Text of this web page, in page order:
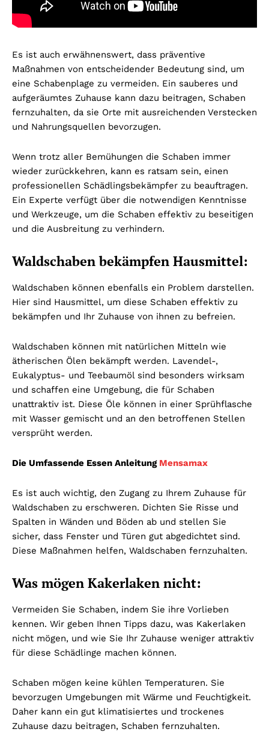
Es ist auch erwähnenswert, dass präventive
Maßnahmen von entscheidender Bedeutung sind, um
eine Schabenplage zu vermeiden. Ein sauberes und
aufgeräumtes Zuhause kann dazu beitragen, Schaben
fernzuhalten, da sie Orte mit ausreichenden Verstecken
und Nahrungsquellen bevorzugen.
Wenn trotz aller Bemühungen die Schaben immer
wieder zurückkehren, kann es ratsam sein, einen
professionellen Schädlingsbekämpfer zu beauftragen.
Ein Experte verfügt über die notwendigen Kenntnisse
und Werkzeuge, um die Schaben effektiv zu beseitigen
und die Ausbreitung zu verhindern.
Waldschaben bekämpfen Hausmittel:
Waldschaben können ebenfalls ein Problem darstellen.
Hier sind Hausmittel, um diese Schaben effektiv zu
bekämpfen und Ihr Zuhause von ihnen zu befreien.
Waldschaben können mit natürlichen Mitteln wie
ätherischen Ölen bekämpft werden. Lavendel-,
Eukalyptus- und Teebaumöl sind besonders wirksam
und schaffen eine Umgebung, die für Schaben
unattraktiv ist. Diese Öle können in einer Sprühflasche
mit Wasser gemischt und an den betroffenen Stellen
versprüht werden.
Die Umfassende Essen Anleitung Mensamax
Es ist auch wichtig, den Zugang zu Ihrem Zuhause für
Waldschaben zu erschweren. Dichten Sie Risse und
Spalten in Wänden und Böden ab und stellen Sie
sicher, dass Fenster und Türen gut abgedichtet sind.
Diese Maßnahmen helfen, Waldschaben fernzuhalten.
Was mögen Kakerlaken nicht:
Vermeiden Sie Schaben, indem Sie ihre Vorlieben
kennen. Wir geben Ihnen Tipps dazu, was Kakerlaken
nicht mögen, und wie Sie Ihr Zuhause weniger attraktiv
für diese Schädlinge machen können.
Schaben mögen keine kühlen Temperaturen. Sie
bevorzugen Umgebungen mit Wärme und Feuchtigkeit.
Daher kann ein gut klimatisiertes und trockenes
Zuhause dazu beitragen, Schaben fernzuhalten.